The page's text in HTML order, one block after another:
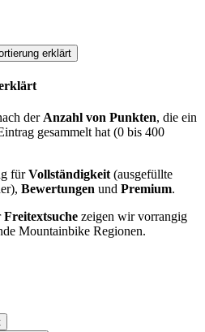
erklärt
derAnzahl von Punkten, die ein
gesammelt hat (0 bis 400
fürVollständigkeit(ausgefüllte
Bewertungen und Premium.
Freitextsuche zeigen wir vorrangig
Mountainbike Regionen.